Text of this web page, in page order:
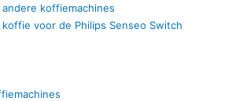
koffiemachines
voor de Philips Senseo Switch